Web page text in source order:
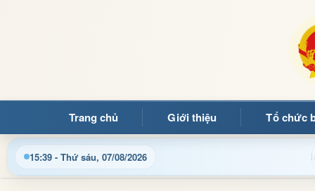
Trang chủ Giới thiệu Tổ chức
15:39 - Thứ sáu, 07/08/2026
Chào mừng quý bạn đọc đến với Trang thông tin điện tử